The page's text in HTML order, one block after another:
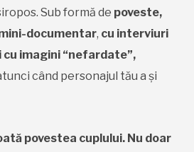
Sub formă de poveste,
documentar, cu interviuri
imagini “nefardate”,
când personajul tău a și
povestea cuplului. Nu doar